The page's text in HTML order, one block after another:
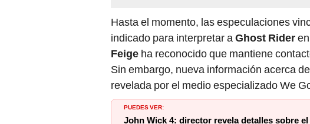
Hasta el momento, las especulaciones
indicado para interpretar aGhost Rider
Feige ha reconocido que mantiene
Sin embargo, nueva información acerca
revelada por el medio especializado We
PUEDES VER:
John Wick 4: director revela detalles sobre